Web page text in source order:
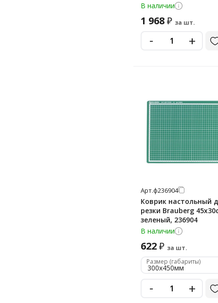
В наличии
1 968₽ за шт.
- +
Арт.ф236904
Коврик настольный
резки Brauberg
зеленый, 236904
В наличии
622₽ за шт.
Размер (габариты)
300х450мм
- +